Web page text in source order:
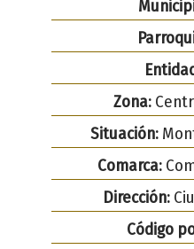
Zona:
Situación:
Comarca:
Dirección:
Código